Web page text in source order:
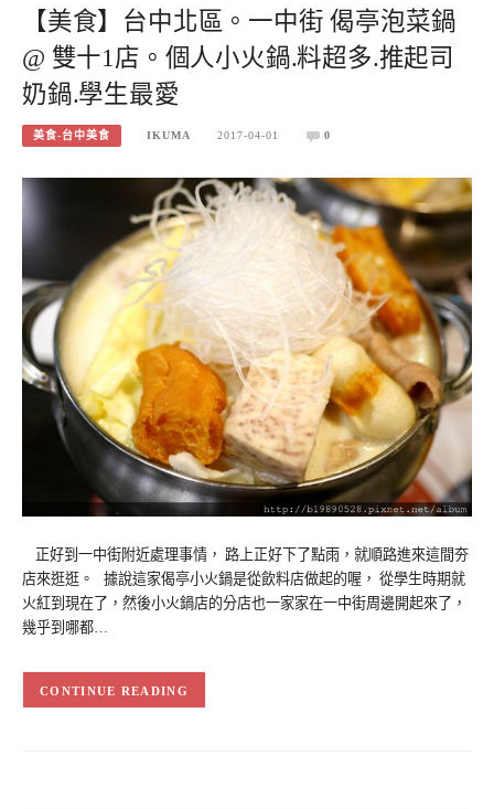
【美食】台中北區。一中街 偈亭泡菜鍋
@ 雙十1店。個人小火鍋.料超多.推起司
奶鍋.學生最愛
美食-台中美食 IKUMA 2017-04-01 0
正好到一中街附近處理事情， 路上正好下了點雨，就順路進來這間夯
店來逛逛。 據說這家偈亭小火鍋是從飲料店做起的喔， 從學生時期就
火紅到現在了，然後小火鍋店的分店也一家家在一中街周邊開起來了，
幾乎到哪都…
CONTINUE READING